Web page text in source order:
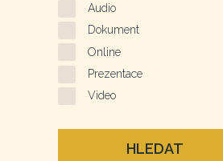
Audio
Dokument
Online
Prezentace
Video
HLEDAT